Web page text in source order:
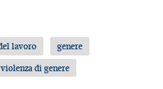
lavoro
genere
violenza di genere